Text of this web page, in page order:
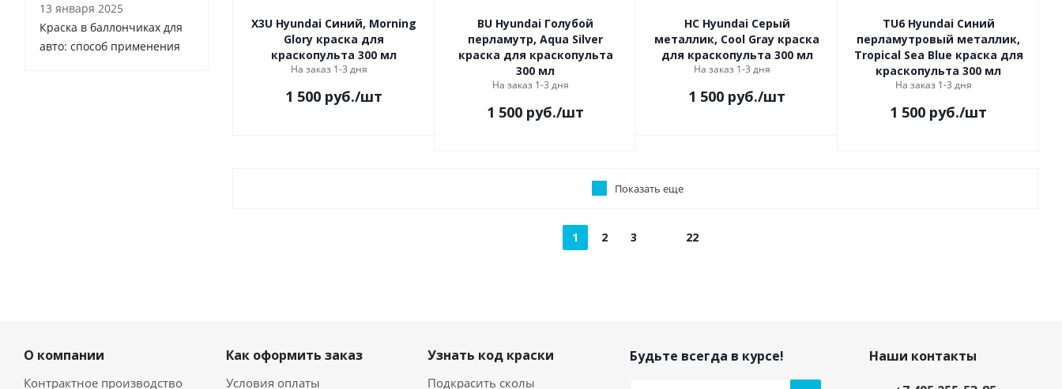
X3U Hyundai Синий, Morning
Glory краска для
краскопульта 300 мл
На заказ 1-3 дня
1 500 руб./шт
BU Hyundai Голубой
перламутр, Aqua Silver
краска для краскопульта
300 мл
На заказ 1-3 дня
1 500 руб./шт
HC Hyundai Серый
металлик, Cool Gray краска
для краскопульта 300 мл
На заказ 1-3 дня
1 500 руб./шт
TU6 Hyundai Синий
перламутровый металлик,
Tropical Sea Blue краска для
краскопульта 300 мл
На заказ 1-3 дня
1 500 руб./шт
Показать еще
1 2 3 22
13 января 2025
Краска в баллончиках для
авто: способ применения
О компании
Контрактное производство
Как оформить заказ
Условия оплаты
Узнать код краски
Подкрасить сколы
Будьте всегда в курсе!
Наши контакты